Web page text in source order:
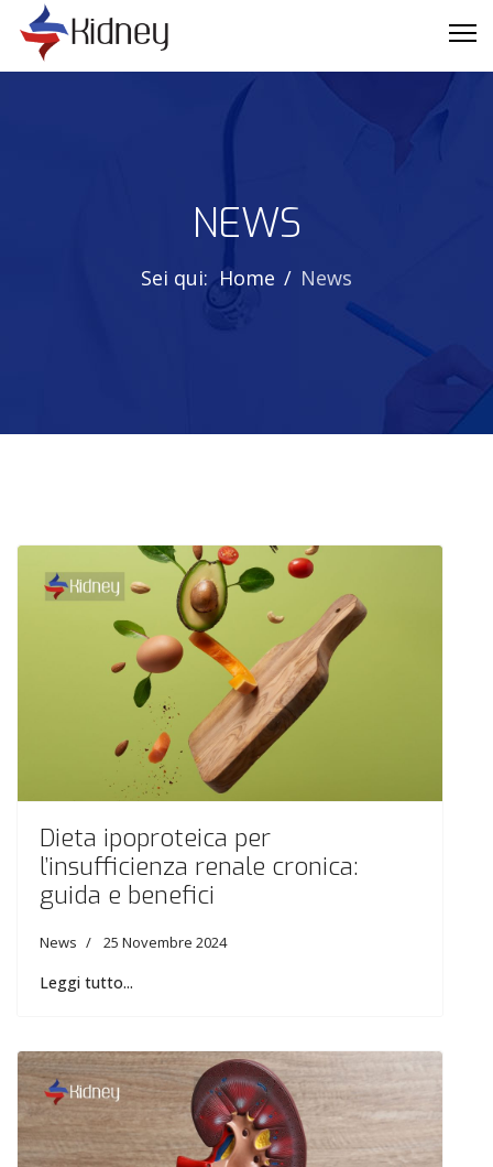
NEWS
Sei qui: Home News
Dieta ipoproteica per
l’insufficienza renale cronica:
guida e benefici
News 25 Novembre 2024
Leggi tutto...